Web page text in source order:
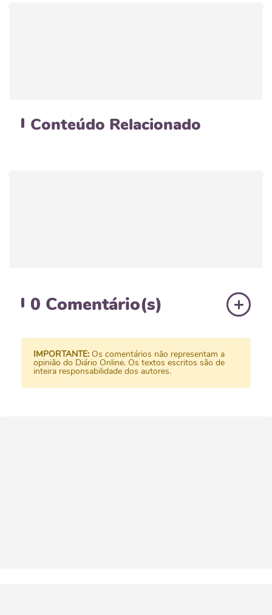
Conteúdo Relacionado
0 Comentário(s)
IMPORTANTE: Os comentários não representam a
opinião do Diário Online. Os textos escritos são de
inteira responsabilidade dos autores.